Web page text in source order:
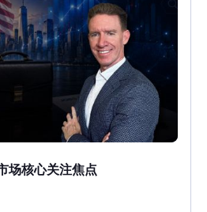
场核心关注焦点